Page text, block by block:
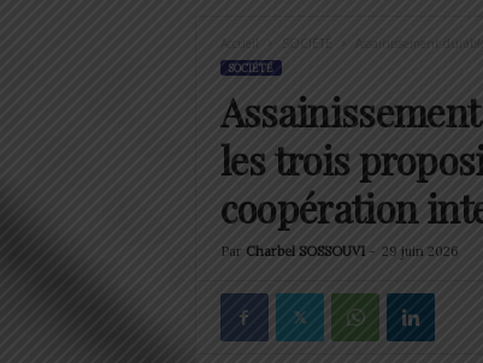
Accueil Assainissement
SOCIÉTÉ
les trois
coopération
Par Charbel SOSSOUVI- 29 juin 2026